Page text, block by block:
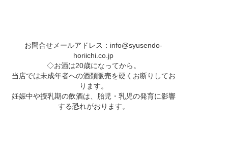
お問合せメールアドレス： info@syusendo-
horiichi.co.jp
◇お酒は20歳になってから。
当店では未成年者への酒類販売を硬くお断りしてお
ります。
妊娠中や授乳期の飲酒は、胎児・乳児の発育に影響
する恐れがおります。